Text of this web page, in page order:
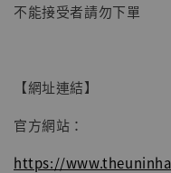
不能接受者請勿下單
【網址連結】
官方網站：
https://